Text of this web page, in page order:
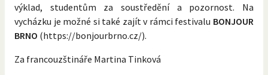
výklad, studentům za soustředění a pozornost. Na
vycházku je možné si také zajít v rámci festivalu BONJOUR
BRNO (https://bonjourbrno.cz/).
Za francouzštináře Martina Tinková